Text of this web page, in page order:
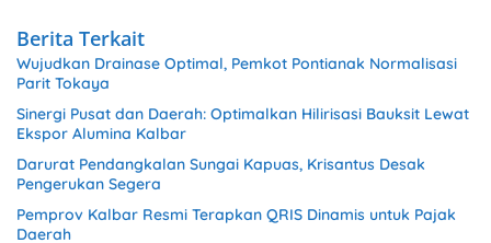
Berita Terkait
Wujudkan Drainase Optimal, Pemkot Pontianak Normalisasi
Parit Tokaya
Sinergi Pusat dan Daerah: Optimalkan Hilirisasi Bauksit Lewat
Ekspor Alumina Kalbar
Darurat Pendangkalan Sungai Kapuas, Krisantus Desak
Pengerukan Segera
Pemprov Kalbar Resmi Terapkan QRIS Dinamis untuk Pajak
Daerah